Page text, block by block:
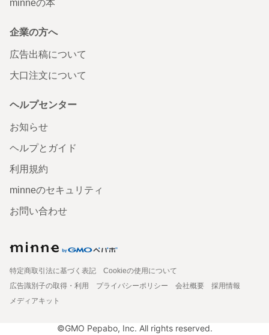
minneの本
企業の方へ
広告出稿について
大口注文について
ヘルプセンター
お知らせ
ヘルプとガイド
利用規約
minneのセキュリティ
お問い合わせ
特定商取引法に基づく表記
Cookieの使用について
広告識別子の取得・利用
プライバシーポリシー 会社概要
採用情報
メディアキット
©GMO Pepabo, Inc. All rights reserved.